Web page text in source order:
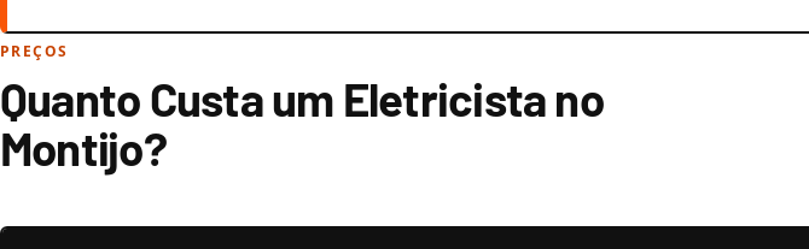
PREÇOS
Quanto Custa um Eletricista no
Montijo?